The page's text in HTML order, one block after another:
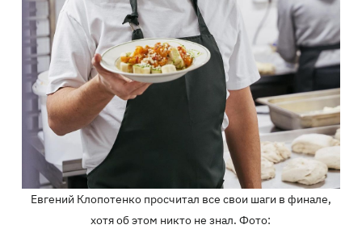
Евгений Клопотенко просчитал все свои шаги в финале,
хотя об этом никто не знал. Фото: